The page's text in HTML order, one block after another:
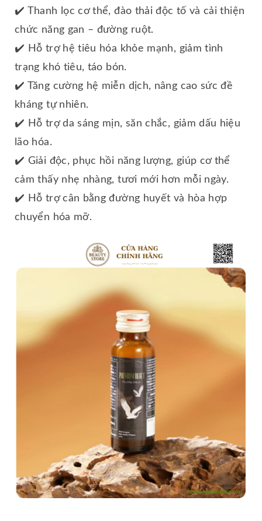
✔️ Thanh lọc cơ thể, đào thải độc tố và cải thiện
chức năng gan – đường ruột.
✔️ Hỗ trợ hệ tiêu hóa khỏe mạnh, giảm tình
trạng khó tiêu, táo bón.
✔️ Tăng cường hệ miễn dịch, nâng cao sức đề
kháng tự nhiên.
✔️ Hỗ trợ da sáng mịn, săn chắc, giảm dấu hiệu
lão hóa.
✔️ Giải độc, phục hồi năng lượng, giúp cơ thể
cảm thấy nhẹ nhàng, tươi mới hơn mỗi ngày.
✔️ Hỗ trợ cân bằng đường huyết và hòa hợp
chuyển hóa mỡ.